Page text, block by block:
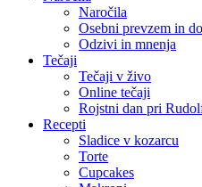
Naročila
Osebni prevzem in
Odzivi in mnenja
Tečaji
Tečaji v živo
Online tečaji
Rojstni dan pri
Recepti
Sladice v kozarcu
Torte
Cupcakes